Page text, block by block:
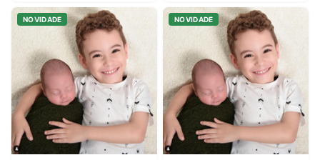
NOVIDADE NOVIDADE